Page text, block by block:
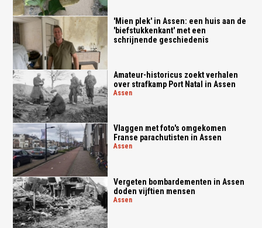
'Mien plek' in Assen: een huis aan de
'biefstukkenkant' met een
schrijnende geschiedenis
Amateur-historicus zoekt verhalen
over strafkamp Port Natal in Assen
assen
Vlaggen met foto's omgekomen
Franse parachutisten in Assen
assen
Vergeten bombardementen in Assen
doden vijftien mensen
assen